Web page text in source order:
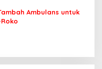
Ambulans untuk